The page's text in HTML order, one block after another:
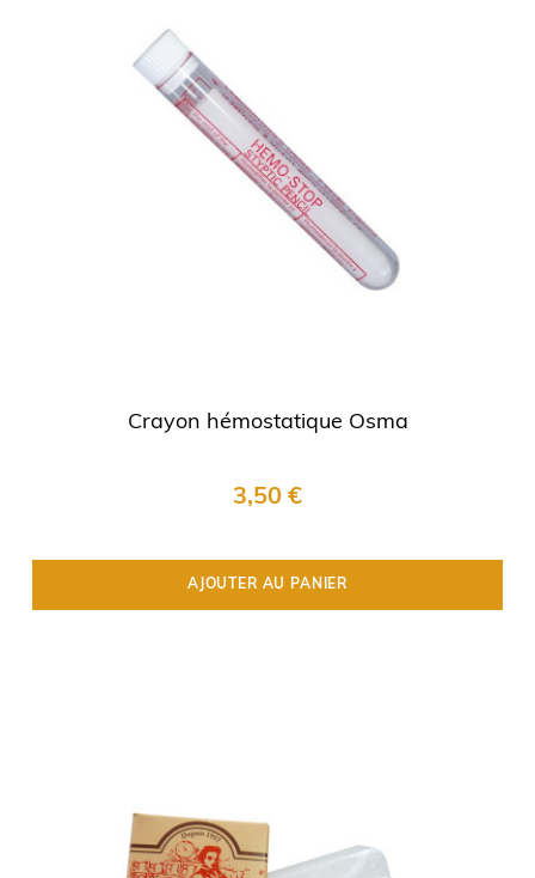
Crayon hémostatique Osma
3,50 €
AJOUTER AU PANIER